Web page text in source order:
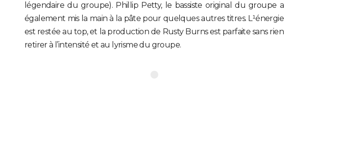
légendaire du groupe). Phillip Petty, le bassiste original du groupe a
également mis la main à la pâte pour quelques autres titres. L¹énergie
est restée au top, et la production de Rusty Burns est parfaite sans rien
retirer à l’intensité et au lyrisme du groupe.